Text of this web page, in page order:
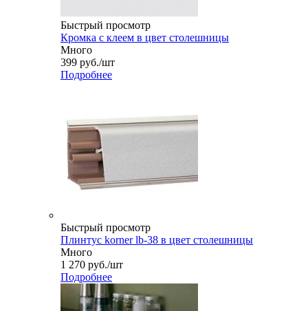
Быстрый просмотр
Кромка с клеем в цвет столешницы
Много
399 руб./шт
Подробнее
Быстрый просмотр
Плинтус korner lb-38 в цвет столешницы
Много
1 270 руб./шт
Подробнее